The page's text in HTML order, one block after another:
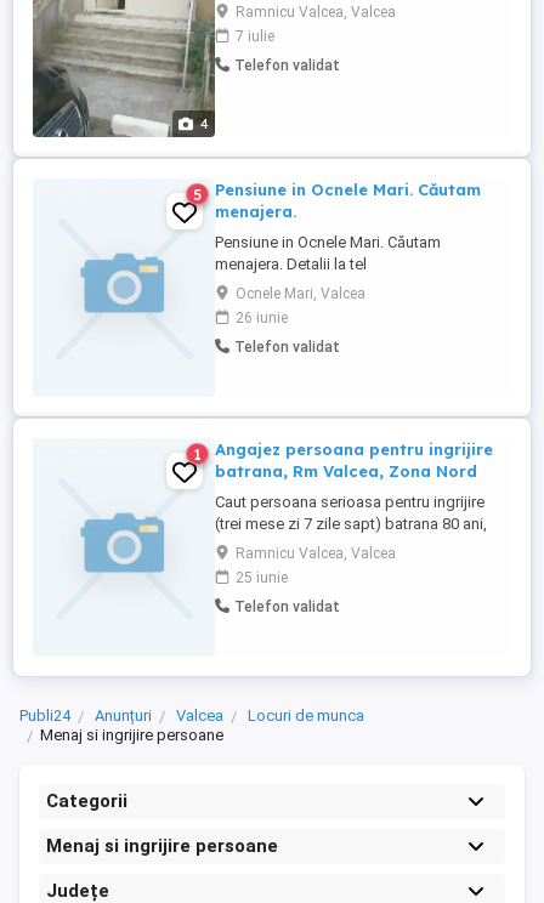
4
Ramnicu Valcea, Valcea
7 iulie
Telefon validat
5
Pensiune in Ocnele Mari. Căutam
menajera.
Pensiune in Ocnele Mari. Căutam
menajera. Detalii la tel
Ocnele Mari, Valcea
26 iunie
Telefon validat
1
Angajez persoana pentru ingrijire
batrana, Rm Valcea, Zona Nord
Caut persoana serioasa pentru ingrijire
(trei mese zi 7 zile sapt) batrana 80 ani,
Rm Valcea, Zona Nord, Matei Basarab.
Necesita supraveghere la masa,
medicatie, igiena. Deocamdata nu este
imobilizata la pat. Domiciliu in apropiere
Ramnicu Valcea, Valcea
25 iunie
Telefon validat
Publi24 Anunțuri Valcea
Locuri de munca
Menaj si ingrijire persoane
Categorii
Menaj si ingrijire persoane
Județe